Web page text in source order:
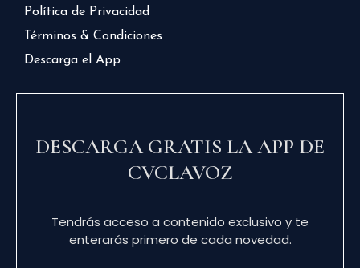
Política de Privacidad
Términos & Condiciones
Descarga el App
DESCARGA GRATIS LA APP DE
CVCLAVOZ
Tendrás acceso a contenido exclusivo y te
enterarás primero de cada novedad.